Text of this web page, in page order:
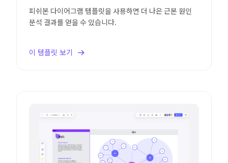
피쉬본 다이어그램 템플릿을 사용하면 더 나은 근본 원인
분석 결과를 얻을 수 있습니다.
이 템플릿 보기